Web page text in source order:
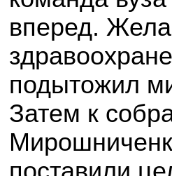
вперед.
подытожил
Затем к